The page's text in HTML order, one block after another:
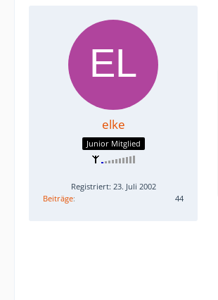
elke
Junior Mitglied
Registriert: 23. Juli 2002
Beiträge
44